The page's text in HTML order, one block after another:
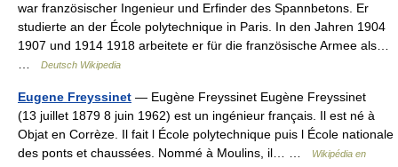
war französischer Ingenieur und Erfinder des Spannbetons. Er
studierte an der École polytechnique in Paris. In den Jahren 1904
1907 und 1914 1918 arbeitete er für die französische Armee als…
Deutsch Wikipedia
Eugene Freyssinet — Eugène Freyssinet Eugène Freyssinet
(13 juillet 1879 8 juin 1962) est un ingénieur français. Il est né à
Objat en Corrèze. Il fait l École polytechnique puis l École nationale
des ponts et chaussées. Nommé à Moulins, il… …
Wikipédia en